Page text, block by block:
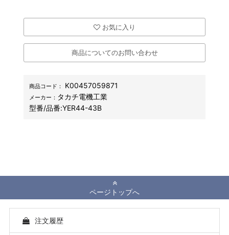
お気に入り
商品についてのお問い合わせ
商品コード： K00457059871
メーカー： タカチ電機工業
型番/品番:YER44-43B
ページトップへ
注文履歴